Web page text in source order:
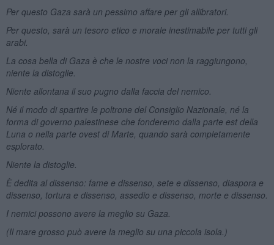
Per questo Gaza sarà un pessimo affare per gli allibratori.
Per questo, sarà un tesoro etico e morale inestimabile per tutti gli
arabi.
La cosa bella di Gaza è che le nostre voci non la raggiungono,
niente la distoglie.
Niente allontana il suo pugno dalla faccia del nemico.
Né il modo di spartire le poltrone del Consiglio Nazionale, né la
forma di governo palestinese che fonderemo dalla parte est della
Luna o nella parte ovest di Marte, quando sarà completamente
esplorato.
Niente la distoglie.
È dedita al dissenso: fame e dissenso, sete e dissenso, diaspora e
dissenso, tortura e dissenso, assedio e dissenso, morte e dissenso.
I nemici possono avere la meglio su Gaza.
(Il mare grosso può avere la meglio su una piccola isola.)